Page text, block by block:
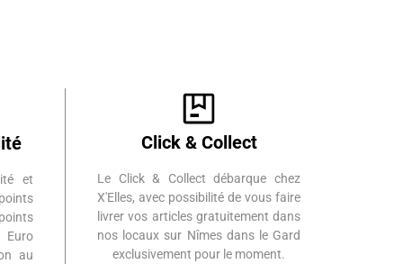
et
Euro
au
Click & Collect
Le Click & Collect débarque chez
X'Elles, avec possibilité de vous faire
livrer vos articles gratuitement dans
nos locaux sur Nîmes dans le Gard
exclusivement pour le moment.